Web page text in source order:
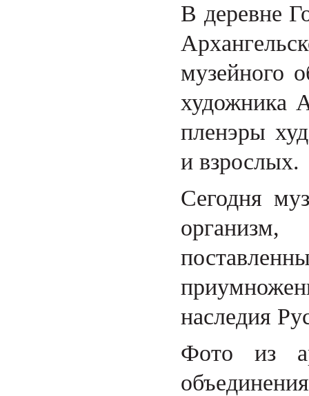
В деревне
музейного
художника
пленэры
и взрослых.
Сегодня
наследия
Фото из